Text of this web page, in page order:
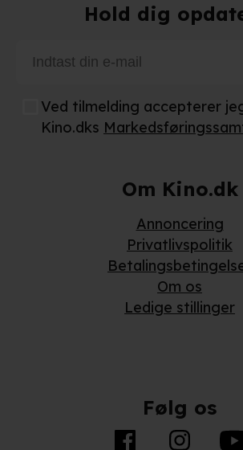
Hold dig
Ved tilmelding accepterer
Kino.dks
Om Kino.dk
Annoncering
Privatlivspolitik
Om os
Ledige stillinger
Følg os